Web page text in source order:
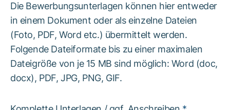
Die Bewerbungsunterlagen können hier entweder
in einem Dokument oder als einzelne Dateien
(Foto, PDF, Word etc.) übermittelt werden.
Folgende Dateiformate bis zu einer maximalen
Dateigröße von je 15 MB sind möglich: Word (doc,
docx), PDF, JPG, PNG, GIF.